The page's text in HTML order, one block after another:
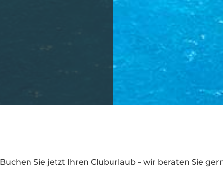
Buchen Sie jetzt Ihren Cluburlaub – wir beraten Sie